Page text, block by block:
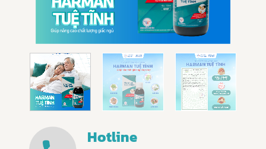
Hotline